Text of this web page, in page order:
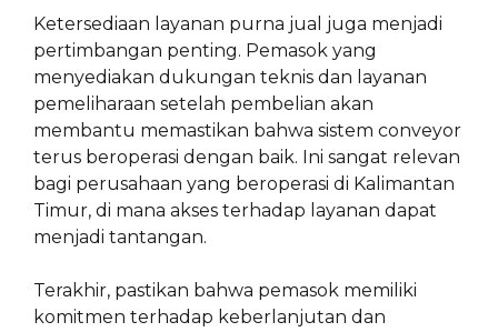
Ketersediaan layanan purna jual juga menjadi
pertimbangan penting. Pemasok yang
menyediakan dukungan teknis dan layanan
pemeliharaan setelah pembelian akan
membantu memastikan bahwa sistem conveyor
terus beroperasi dengan baik. Ini sangat relevan
bagi perusahaan yang beroperasi di Kalimantan
Timur, di mana akses terhadap layanan dapat
menjadi tantangan.
Terakhir, pastikan bahwa pemasok memiliki
komitmen terhadap keberlanjutan dan